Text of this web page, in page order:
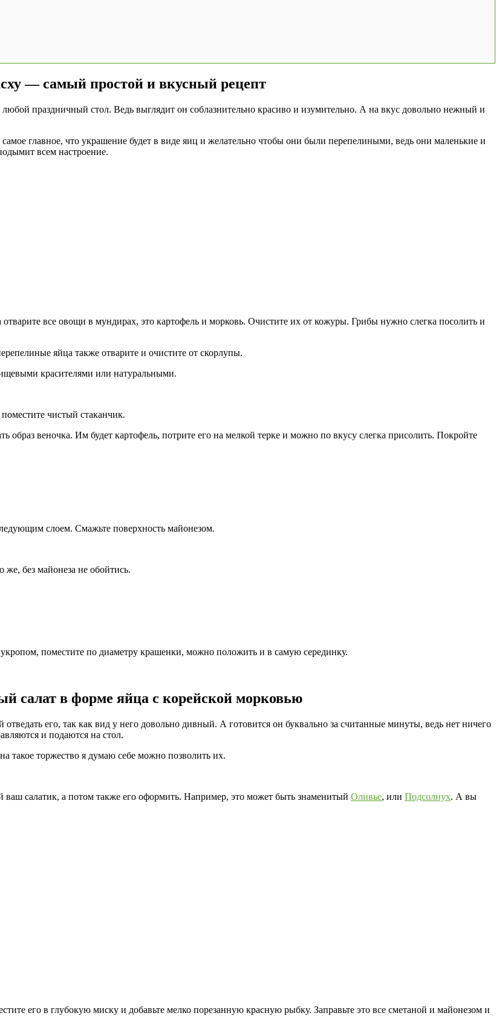
— самый простой и вкусный рецепт
праздничный стол. Ведь выглядит он соблазнительно красиво и изумительно. А на вкус довольно нежный и
главное, что украшение будет в виде яиц и желательно чтобы они были перепелиными, ведь они маленькие и
всем настроение.
все овощи в мундирах, это картофель и морковь. Очистите их от кожуры. Грибы нужно слегка посолить и
яйца также отварите и очистите от скорлупы.
красителями или натуральными.
чистый стаканчик.
образ веночка. Им будет картофель, потрите его на мелкой терке и можно по вкусу слегка присолить. Покройте
слоем. Смажьте поверхность майонезом.
без майонеза не обойтись.
поместите по диаметру крашенки, можно положить и в самую серединку.
салат в форме яйца с корейской морковью
его, так как вид у него довольно дивный. А готовится он буквально за считанные минуты, ведь нет ничего
и подаются на стол.
такое торжество я думаю себе можно позволить их.
салатик, а потом также его оформить. Например, это может быть знаменитый Оливье, или Подсолнух. А вы
его в глубокую миску и добавьте мелко порезанную красную рыбку. Заправьте это все сметаной и майонезом и